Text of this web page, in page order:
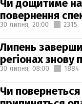
Чи дощитиме на
повернення
30 липня, 20:00 2315
Липень
регіонах знову
30 липня, 08:00 1884
Чи